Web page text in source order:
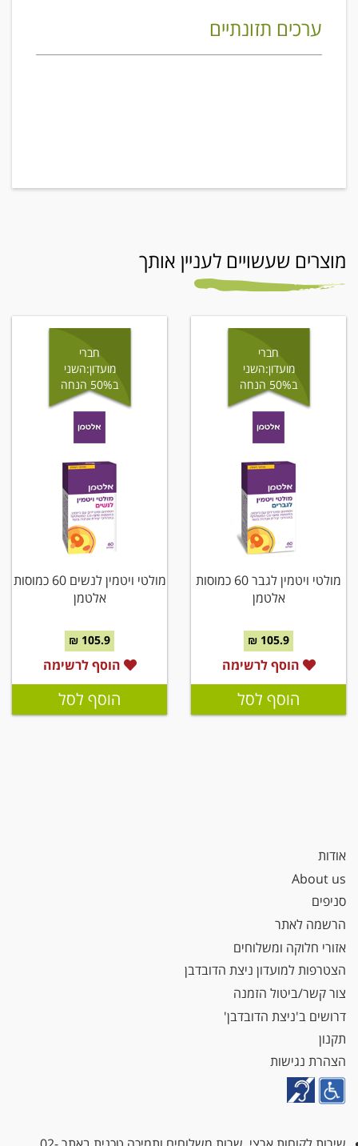
ערכים תזונתיים
מוצרים שעשויים לעניין אותך
חברי
מועדון:השני
ב50% הנחה
מולטי ויטמין לגבר 60 כמוסות
אלטמן
105.9 ₪
הוסף לרשימה
הוסף לסל
חברי
מועדון:השני
ב50% הנחה
מולטי ויטמין לנשים 60 כמוסות
אלטמן
105.9 ₪
הוסף לרשימה
הוסף לסל
אודות
About us
סניפים
הרשמה לאתר
אזורי חלוקה ומשלוחים
הצטרפות למועדון ניצת הדובדבן
צור קשר/ביטול הזמנה
דרושים ב'ניצת הדובדבן'
תקנון
הצהרת נגישות